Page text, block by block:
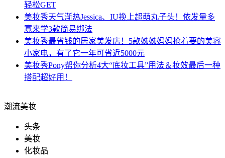
轻松GET
美妆秀天气渐热Jessica、IU换上超萌丸子头！依发量多
寡来学3款简易绑法
美妆秀最省钱的居家美发店！5款姊姊妈妈抢着要的美容
小家电，有了它一年可省近5000元
美妆秀Pony帮你分析4大“底妆工具”用法＆妆效最后一种
搭配超好用！
潮流美妆
头条
美妆
化妆品